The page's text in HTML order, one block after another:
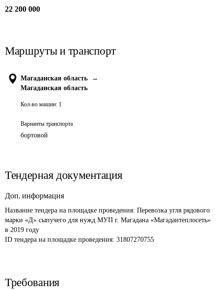
22 200 000
Маршруты и транспорт
Магаданская область
→
Магаданская область
Кол-во машин: 1
Варианты транспорта
бортовой
Тендерная документация
Доп. информация
Название тендера на площадке проведения: Перевозка угля рядового
марки «Д» сыпучего для нужд МУП г. Магадана «Магадантеплосеть»
в 2019 году
ID тендера на площадке проведения: 31807270755
Требования